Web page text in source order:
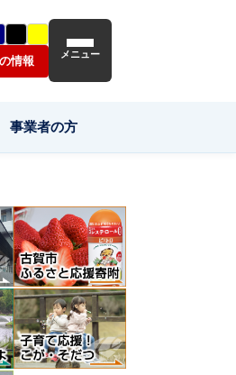
情報 メニュー
事業者の方